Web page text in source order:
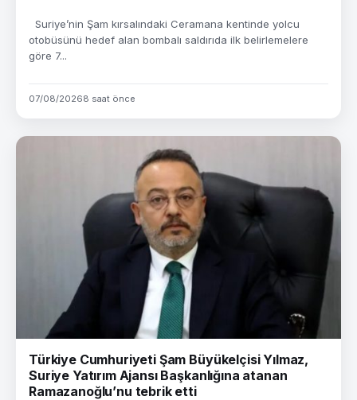
Suriye’nin Şam kırsalındaki Ceramana kentinde yolcu
otobüsünü hedef alan bombalı saldırıda ilk belirlemelere
göre 7...
07/08/20268 saat önce
Türkiye Cumhuriyeti Şam Büyükelçisi Yılmaz,
Suriye Yatırım Ajansı Başkanlığına atanan
Ramazanoğlu’nu tebrik etti